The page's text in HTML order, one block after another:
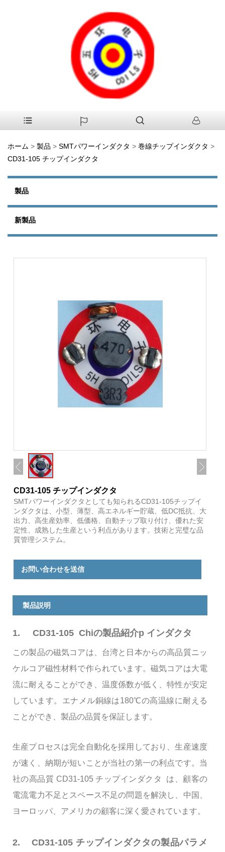
ホーム > 製品 > SMTパワーインダクタ > 巻線チップインダクタ >
CD31-105 チップインダクタ
製品
新製品
CD31-105 チップインダクタ
SMTパワーインダクタとしても知られるCD31-105チップイ
ンダクタは、小型、薄型、高エネルギー貯蔵、低DC抵抗、大
出力、高生産効率、低価格、自動チップ取り付け、優れた安
定性、成熟した生産という利点があります。技術と完璧な品
質管理システム。
お問い合わせを送信
製品説明
1. CD31-105 Chiの製品紹介p インダクタ
この製品の磁気コアは、台湾と日本からの高品質ニッ
ケルコア磁性材料で作られています。磁気コアは大電
流に耐えることができ、温度係数が低く、特性が安定
しています。エナメル銅線は180℃の高温線に耐える
ことができ、製品の品質を保証します。
生産プロセスは完全自動化を採用しており、生産速度
が速く、納期が短いことが当社の第一の利点です。当
社の高品質 CD31-105 チップインダクタ は、顧客の
電流電力不足とスペース不足の問題を解決し、中国、
ヨーロッパ、アメリカの顧客に深く愛されています。
2.
CD31-105 チップインダクタの製品パラメ